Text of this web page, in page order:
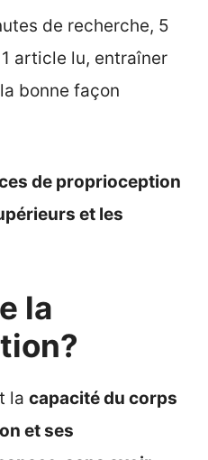
de recherche, 5
article lu, entraîner
bonne façon
de proprioception
et les
la
la capacité du corps
et ses